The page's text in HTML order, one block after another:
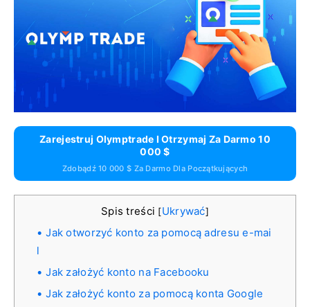
Zarejestruj Olymptrade I Otrzymaj Za Darmo 10
000 $
Zdobądź 10 000 $ Za Darmo Dla Początkujących
Spis treści [Ukrywać]
Jak otworzyć konto za pomocą adresu e-mai
l
Jak założyć konto na Facebooku
Jak założyć konto za pomocą konta Google